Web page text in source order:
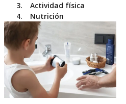
Actividad física
Nutrición